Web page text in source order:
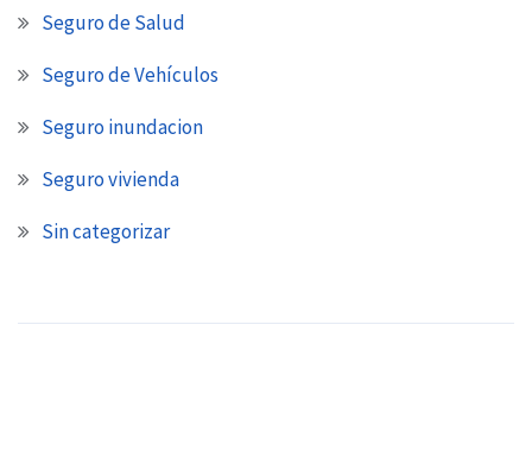
Seguro de Salud
Seguro de Vehículos
Seguro inundacion
Seguro vivienda
Sin categorizar